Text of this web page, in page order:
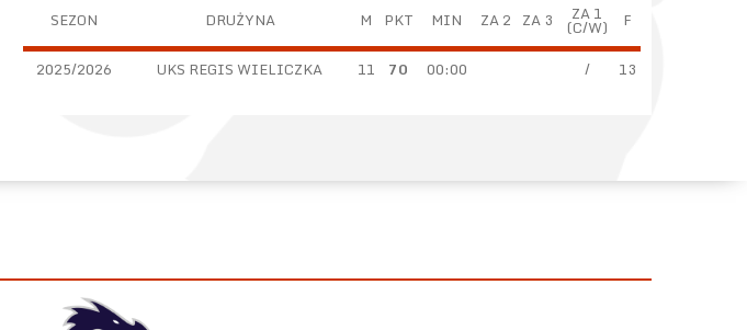
SEZON DRUŻYNA M PKT MIN ZA 2 ZA 3 ZA 1
(C/W) F
2025/2026 UKS REGIS WIELICZKA 11 70 00:00 / 13